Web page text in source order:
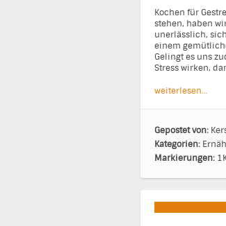
Kochen für
stehen, haben
unerlässlich,
einem
Gelingt es uns
Stress wirken,
weiterlesen…
Gepostet von:
Kategorien:
Markierungen: